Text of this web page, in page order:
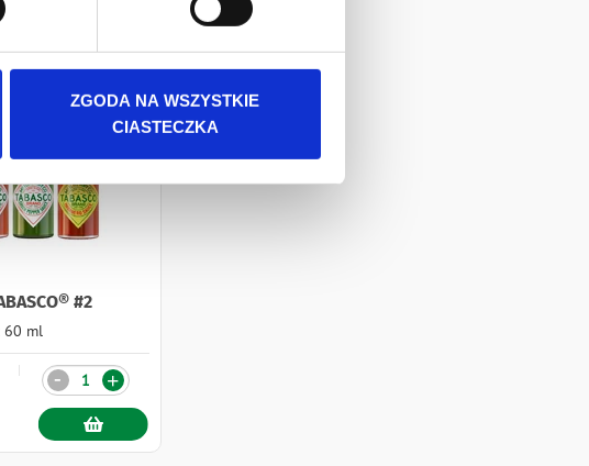
ZGODA NA WSZYSTKIE
CIASTECZKA
#2
60 ml
Ilość +
-